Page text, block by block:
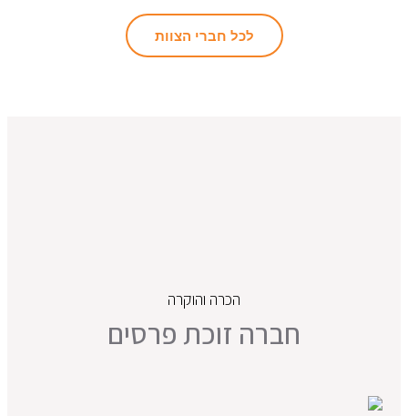
לכל חברי הצוות
הכרה והוקרה
חברה זוכת פרסים